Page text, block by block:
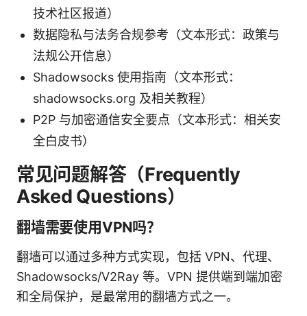
技术社区报道）
数据隐私与法务合规参考（文本形式：政策与
法规公开信息）
Shadowsocks 使用指南（文本形式：
shadowsocks.org 及相关教程）
P2P 与加密通信安全要点（文本形式：相关安
全白皮书）
常见问题解答（Frequently
Asked Questions）
翻墙需要使用VPN吗？
翻墙可以通过多种方式实现，包括 VPN、代理、
Shadowsocks/V2Ray 等。VPN 提供端到端加密
和全局保护，是最常用的翻墙方式之一。